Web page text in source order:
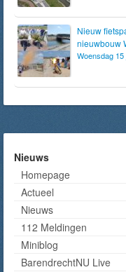
Nieuw
nieuwbouw
Woensdag 15
Nieuws
Homepage
Actueel
Nieuws
112 Meldingen
Miniblog
BarendrechtNU Live